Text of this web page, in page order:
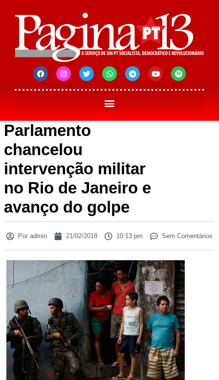
Parlamento
chancelou
intervenção militar
no Rio de Janeiro e
avanço do golpe
Por admin 21/02/2018 10:13 pm Sem Comentários